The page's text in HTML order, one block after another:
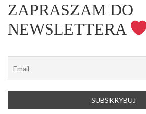
ZAPRASZAM DO
NEWSLETTERA